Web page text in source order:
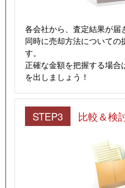
各会社から、査定結果が届
同時に売却方法についての
す。
正確な金額を把握する場合
を出しましょう！
STEP3 比較＆検